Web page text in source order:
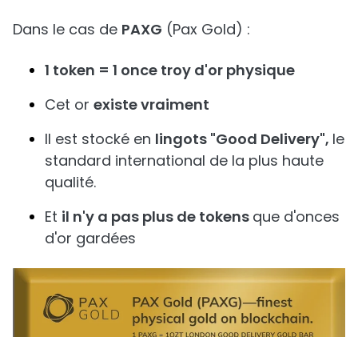
Dans le cas de PAXG (Pax Gold) :
1 token = 1 once troy d'or physique
Cet or existe vraiment
Il est stocké en lingots "Good Delivery", le
standard international de la plus haute
qualité.
Et il n'y a pas plus de tokens que d'onces
d'or gardées